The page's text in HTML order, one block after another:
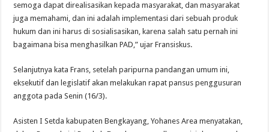
semoga dapat direalisasikan kepada masyarakat, dan masyarakat
juga memahami, dan ini adalah implementasi dari sebuah produk
hukum dan ini harus di sosialisasikan, karena salah satu pernah ini
bagaimana bisa menghasilkan PAD,” ujar Fransiskus.
Selanjutnya kata Frans, setelah paripurna pandangan umum ini,
eksekutif dan legislatif akan melakukan rapat pansus penggusuran
anggota pada Senin (16/3).
Asisten I Setda kabupaten Bengkayang, Yohanes Area menyatakan,